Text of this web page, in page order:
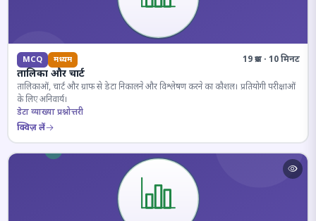
MCQ मध्यम 19 प्रश्न · 10 मिनट
तालिका और चार्ट
तालिकाओं, चार्ट और ग्राफ से डेटा निकालने और विश्लेषण करने का कौशल। प्रतियोगी परीक्षाओं
के लिए अनिवार्य।
डेटा व्याख्या प्रश्नोत्तरी
क्विज़ लें